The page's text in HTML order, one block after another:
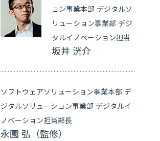
ョン事業本部 デジタルソ
リューション事業部 デジ
タルイノベーション担当
坂井 洸介
ソフトウェアソリューション事業本部 デ
ジタルソリューション事業部 デジタルイ
ノベーション担当部長
永園 弘（監修）